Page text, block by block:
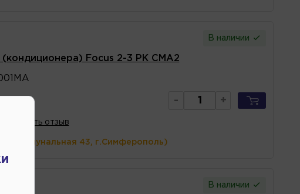
В наличии
Focus 2-3 PK CMA2
- +
Написать отзыв
(ул.Коммунальная 43, г.Симферополь)
В наличии